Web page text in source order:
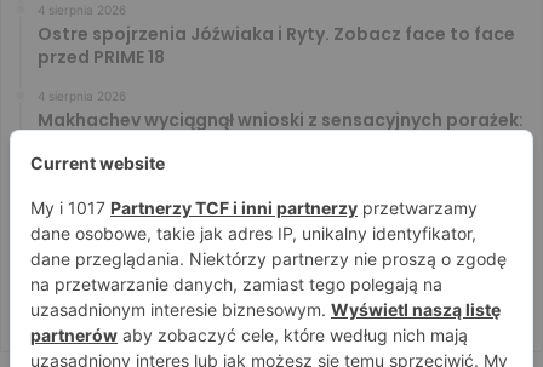
4 sierpnia 2026
Ostre spojrzenia Jóźwiaka i Ryty. Zobacz face to face
przed PRIME 18
4 sierpnia 2026
Makhachev wyciągnął wnioski z sensacyjnych porażek:
Murański i Tańcula znów na kursie kolizyjnym. Gorąco
zrobiło się za kulisami konferencji
4 sierpnia 2026
Makhachev nie zamierza kalkulować: Od pierwszego
sprowadzenia będę szukał skończenia”